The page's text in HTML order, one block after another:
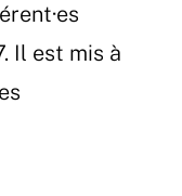
Il est mis à